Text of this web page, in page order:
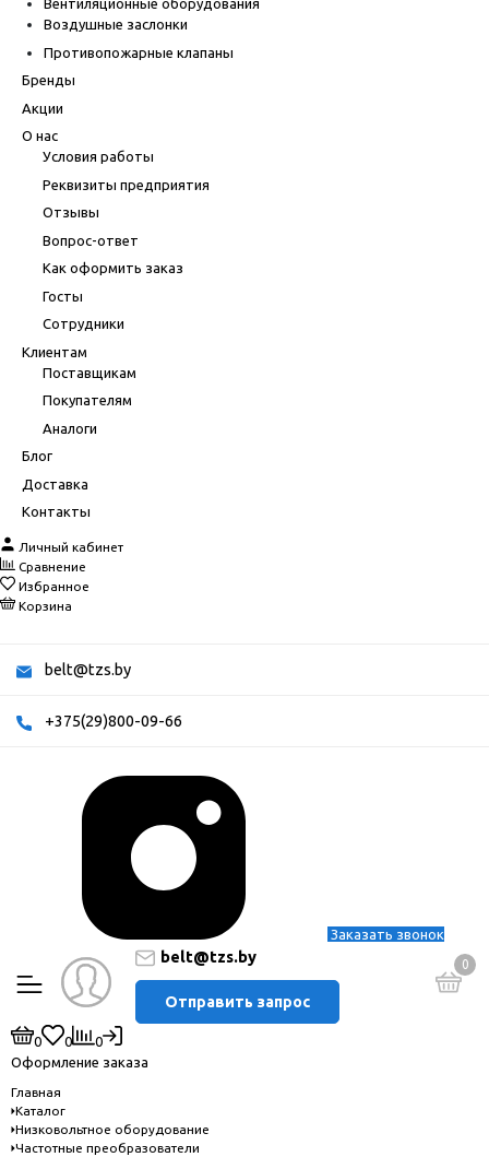
Вентиляционные оборудования
Воздушные заслонки
Противопожарные клапаны
Бренды
Акции
О нас
Условия работы
Реквизиты предприятия
Отзывы
Вопрос-ответ
Как оформить заказ
Госты
Сотрудники
Клиентам
Поставщикам
Покупателям
Аналоги
Блог
Доставка
Контакты
Личный кабинет
Сравнение
Избранное
Корзина
belt@tzs.by
+375(29)800-09-66
Заказать звонок
belt@tzs.by
Отправить запрос
0
0 0
0
Оформление заказа
Главная
Каталог
Низковольтное оборудование
Частотные преобразователи